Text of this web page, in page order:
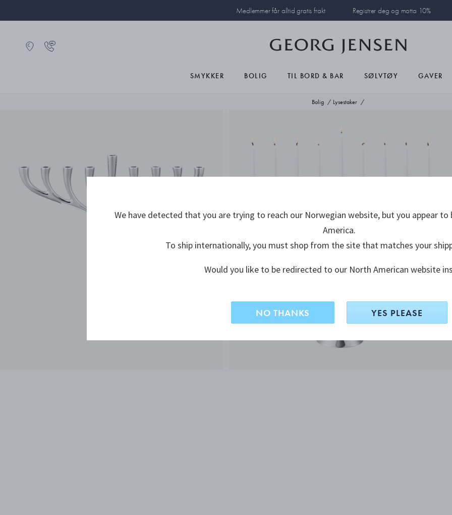
Medlemmer får alltid gratis frakt Registrer deg og motta 10%
SMYKKER BOLIG TIL BORD & BAR SØLVTØY GAVER
Bolig Lysestaker
We have detected that you are trying to reach our Norwegian website, but you appear
America.
To ship internationally, you must shop from the site that matches your
Would you like to be redirected to our North American website
NO THANKS YES PLEASE